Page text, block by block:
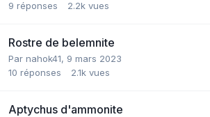
9 réponses 2.2k vues
Rostre de belemnite
Par nahok41, 9 mars 2023
10 réponses 2.1k vues
Aptychus d'ammonite